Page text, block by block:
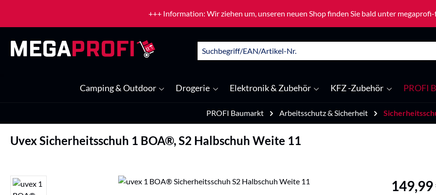
+++ Information: Wir ziehen um, unseren neuen Shop finden Sie bald unter
Camping & Outdoor Drogerie Elektronik & Zubehör KFZ -Zubehör PROFI
PROFI Baumarkt Arbeitsschutz & Sicherheit
Uvex Sicherheitsschuh 1 BOA®, S2 Halbschuh Weite 11
Bildergalerie überspringen Regulärer
149,99